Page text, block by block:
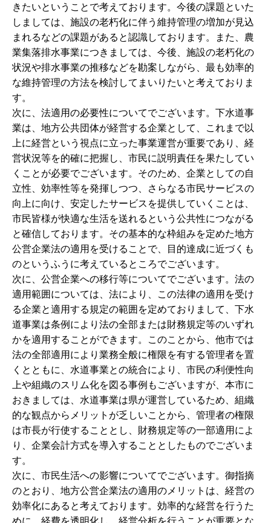
きたいということで考えております。今後の課題といた
しましては、施設の老朽化に伴う維持管理の増加が見込
まれるなどの課題があると認識しております。また、農
業集落排水事業につきましては、今後、施設の老朽化の
状況や排水事業の推移などを勘案しながら、最も効率的
な維持管理の方法を検討してまいりたいと考えておりま
す。
次に、法適用の必要性についてでございます。下水道事
業は、地方公共団体が経営する企業として、これまで以
上に経営という視点に立った事業運営が重要であり、経
営状況等を的確に把握し、市民に説明責任を果たしてい
くことが必要でございます。そのため、企業としての自
立性、効率性等を発揮しつつ、さらなる市民サービスの
向上に向け、安定したサービスを提供していくことは、
市民皆様が快適な生活を送れるという公共性につながる
と確信しております。その基本的な枠組みを定めた地方
公営企業法の適用を受けることで、目的達成に近づくも
のというふうに考えているところでございます。
次に、公営企業への移行等についてでございます。法の
適用範囲については、法により、この法律の適用を受け
る企業と適用する規定の範囲を定めておりまして、下水
道事業は条例により法の全部または財務規定等のいずれ
かを適用することができます。このことから、他市では
法の全部適用により業務全般に権限を有する管理者を置
くとともに、水道事業との統合により、市民の利便性向
上や組織のスリム化を図る事例もございますが、本市に
おきましては、水道事業は県が運営しているため、組織
的な観点からメリットが乏しいことから、管理者の権限
は市長が行使することとし、財務規定等の一部適用によ
り、企業会計方式を導入することとしたものでございま
す。
次に、市民生活への影響についてでございます。御指摘
のとおり、地方公営企業法の適用のメリットは、経営の
効率化にあると考えております。効率的な経営を行うた